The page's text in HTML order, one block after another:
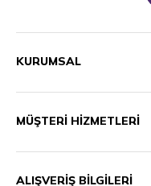
KURUMSAL
MÜŞTERİ HİZMETLERİ
ALIŞVERİŞ BİLGİLERİ